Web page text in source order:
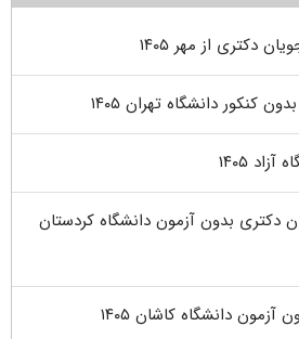
دکتری از مهر ۱۴۰۵
کنکور دانشگاه تهران ۱۴۰۵
۱۴۰۵
دکتری بدون آزمون دانشگاه کردستان
دانشگاه کاشان ۱۴۰۵